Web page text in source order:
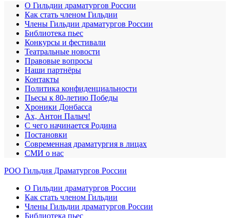
О Гильдии драматургов России
Как стать членом Гильдии
Члены Гильдии драматургов России
Библиотека пьес
Конкурсы и фестивали
Театральные новости
Правовые вопросы
Наши партнёры
Контакты
Политика конфиденциальности
Пьесы к 80-летию Победы
Хроники Донбасса
Ах, Антон Палыч!
С чего начинается Родина
Постановки
Современная драматургия в лицах
СМИ о нас
РОО Гильдия Драматургов России
О Гильдии драматургов России
Как стать членом Гильдии
Члены Гильдии драматургов России
Библиотека пьес